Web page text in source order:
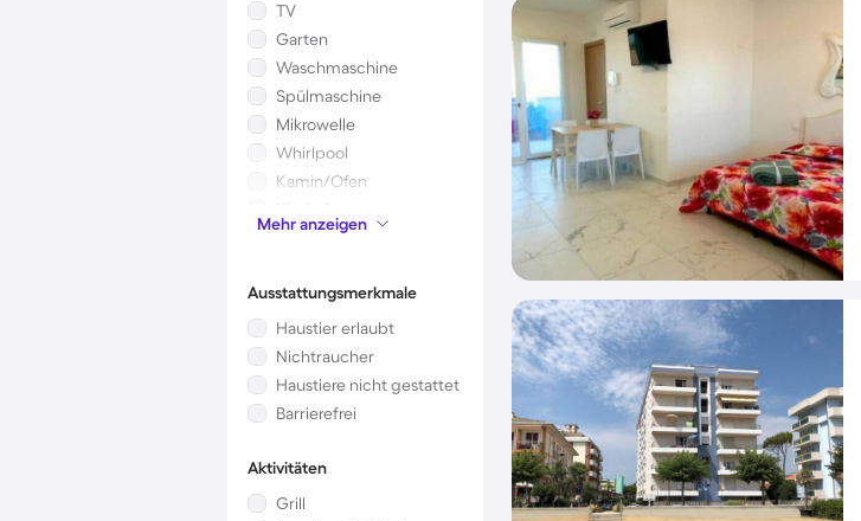
TV
Garten
Waschmaschine
Spülmaschine
Mikrowelle
Whirlpool
Kamin/Ofen
Kinderbett
Mehr anzeigen
Ausstattungsmerkmale
Haustier erlaubt
Nichtraucher
Haustiere nicht gestattet
Barrierefrei
Aktivitäten
Grill